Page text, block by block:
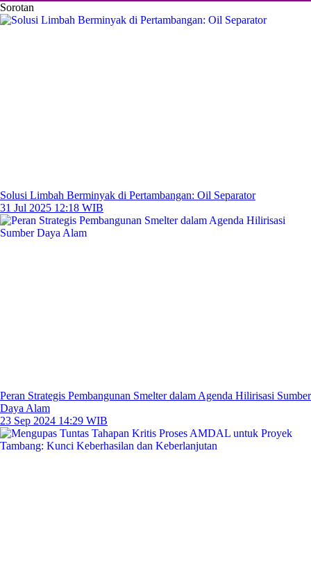
Sorotan
Solusi Limbah Berminyak di Pertambangan: Oil Separator
31 Jul 2025 12:18 WIB
Peran Strategis Pembangunan Smelter dalam Agenda Hilirisasi Sumber
Daya Alam
23 Sep 2024 14:29 WIB